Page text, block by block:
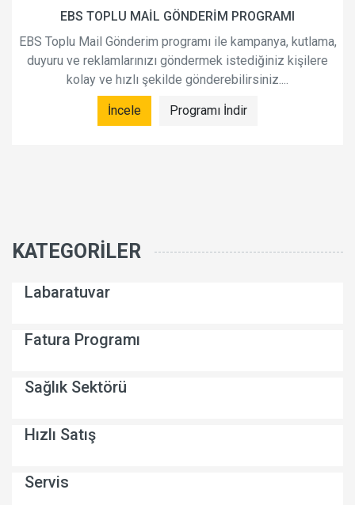
EBS TOPLU MAİL GÖNDERİM PROGRAMI
EBS Toplu Mail Gönderim programı ile kampanya, kutlama,
duyuru ve reklamlarınızı göndermek istediğiniz kişilere
kolay ve hızlı şekilde gönderebilirsiniz....
İncele Programı İndir
KATEGORILER
Labaratuvar
Fatura Programı
Sağlık Sektörü
Hızlı Satış
Servis